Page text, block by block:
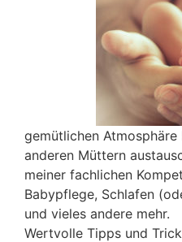
gemütlichen
anderen Müttern
meiner fachlichen
Babypflege, Schlafen
und vieles andere mehr.
Wertvolle Tipps und